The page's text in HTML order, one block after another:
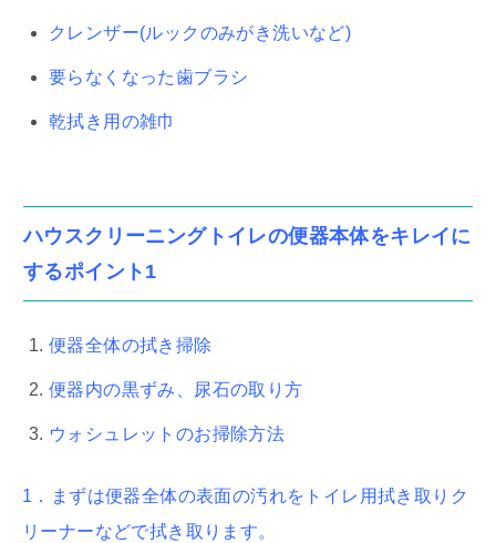
クレンザー(ルックのみがき洗いなど)
要らなくなった歯ブラシ
乾拭き用の雑巾
ハウスクリーニングトイレの便器本体をキレイに
するポイント1
便器全体の拭き掃除
便器内の黒ずみ、尿石の取り方
ウォシュレットのお掃除方法
1．まずは便器全体の表面の汚れをトイレ用拭き取りク
リーナーなどで拭き取ります。